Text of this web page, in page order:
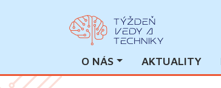
O NÁS AKTUALITY